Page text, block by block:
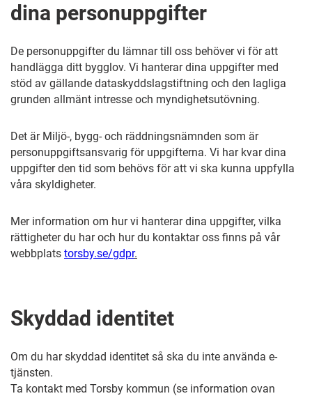
dina personuppgifter
De personuppgifter du lämnar till oss behöver vi för att
handlägga ditt bygglov. Vi hanterar dina uppgifter med
stöd av gällande dataskyddslagstiftning och den lagliga
grunden allmänt intresse och myndighetsutövning.
Det är Miljö-, bygg- och räddningsnämnden som är
personuppgiftsansvarig för uppgifterna. Vi har kvar dina
uppgifter den tid som behövs för att vi ska kunna uppfylla
våra skyldigheter.
Mer information om hur vi hanterar dina uppgifter, vilka
rättigheter du har och hur du kontaktar oss finns på vår
webbplats torsby.se/gdpr.
Skyddad identitet
Om du har skyddad identitet så ska du inte använda e-
tjänsten.
Ta kontakt med Torsby kommun (se information ovan